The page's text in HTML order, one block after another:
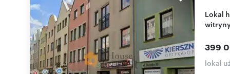
Lokal handlowy 83,5 m² w centrum Żagania,
399
lokal